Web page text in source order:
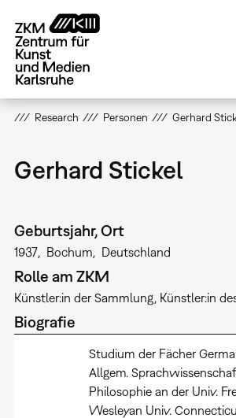
zum
Inhalt
Research Personen Gerhard
Gerhard Stickel
Geburtsjahr, Ort
1937 Bochum Deutschland
Rolle am ZKM
Künstler:in der Sammlung Künstler:in
Biografie
Studium der Fächer
Allgem.
Philosophie an der Univ.
Wesleyan Univ.